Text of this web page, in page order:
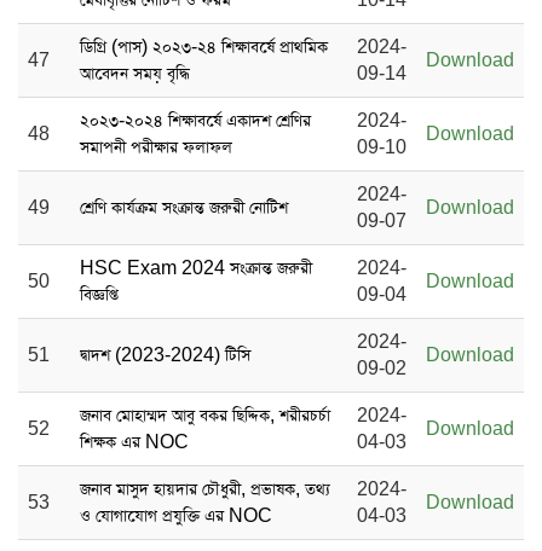
47
ডিগ্রি (পাস) ২০২৩-২৪ শিক্ষাবর্ষে প্রাথমিক
আবেদন সময় বৃদ্ধি
2024-
09-14
Download
48
২০২৩-২০২৪ শিক্ষাবর্ষে একাদশ শ্রেণির
সমাপনী পরীক্ষার ফলাফল
2024-
09-10
Download
49 শ্রেণি কার্যক্রম সংক্রান্ত জরুরী নোটিশ
2024-
09-07
Download
50
HSC Exam 2024 সংক্রান্ত জরুরী
বিজ্ঞপ্তি
2024-
09-04
Download
51 দ্বাদশ (2023-2024) টিসি
2024-
09-02
Download
52
জনাব মোহাম্মদ আবু বকর ছিদ্দিক, শরীরচর্চা
শিক্ষক এর NOC
2024-
04-03
Download
53
জনাব মাসুদ হায়দার চৌধুরী, প্রভাষক, তথ্য
ও যোগাযোগ প্রযুক্তি এর NOC
2024-
04-03
Download